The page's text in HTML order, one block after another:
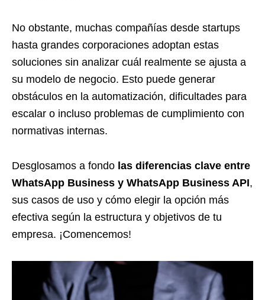
No obstante, muchas compañías desde startups
hasta grandes corporaciones adoptan estas
soluciones sin analizar cuál realmente se ajusta a
su modelo de negocio. Esto puede generar
obstáculos en la automatización, dificultades para
escalar o incluso problemas de cumplimiento con
normativas internas.
Desglosamos a fondo las diferencias clave entre
WhatsApp Business y WhatsApp Business API,
sus casos de uso y cómo elegir la opción más
efectiva según la estructura y objetivos de tu
empresa. ¡Comencemos!